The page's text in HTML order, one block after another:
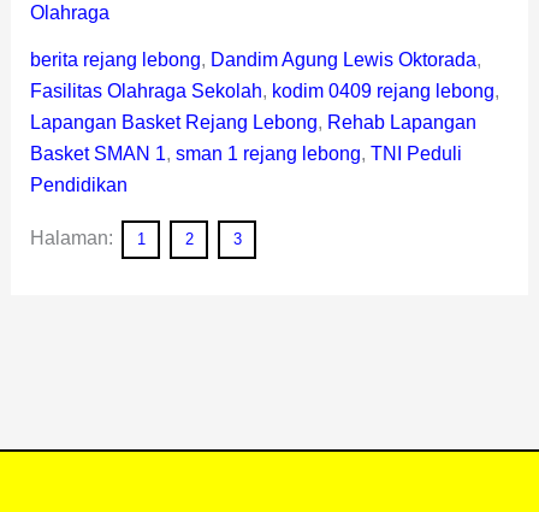
Olahraga
berita rejang lebong, Dandim Agung Lewis Oktorada,
Fasilitas Olahraga Sekolah, kodim 0409 rejang lebong,
Lapangan Basket Rejang Lebong, Rehab Lapangan
Basket SMAN 1, sman 1 rejang lebong, TNI Peduli
Pendidikan
Halaman: 1 2 3